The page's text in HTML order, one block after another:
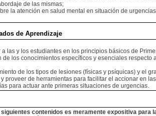
de las mismas;
la atención en salud mental en situación de
de Aprendizaje
a las y los estudiantes en los principios básicos de
de los conocimientos específicos y esenciales
de los tipos de lesiones (físicas y psíquicas) y el
proveer de herramientas para facilitar el accionar en
para actuar ante primeras situaciones de urgencias.
siguientes contenidos es meramente expositiva